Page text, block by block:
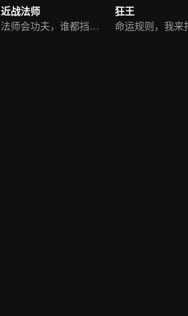
近战法师
法师会功夫，谁都挡不住
狂王
命运规则，我来